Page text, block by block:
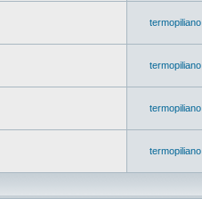
termopiliano
termopiliano
termopiliano
termopiliano